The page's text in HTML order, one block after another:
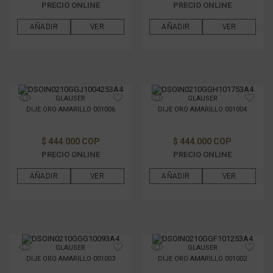
PRECIO ONLINE
AÑADIR VER
PRECIO ONLINE
AÑADIR VER
GLAUSER
DIJE ORO AMARILLO 001006
$ 444.000 COP
PRECIO ONLINE
AÑADIR VER
GLAUSER
DIJE ORO AMARILLO 001004
$ 444.000 COP
PRECIO ONLINE
AÑADIR VER
GLAUSER
DIJE ORO AMARILLO 001003
GLAUSER
DIJE ORO AMARILLO 001002